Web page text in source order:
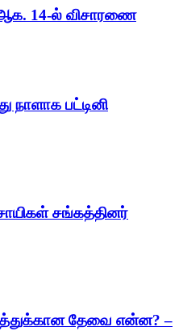
ஆக. 14-ல் விசாரணை
நாளாக பட்டினி
சங்கத்தினர்
தேவை என்ன? –